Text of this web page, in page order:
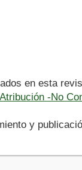
en esta
-No
y